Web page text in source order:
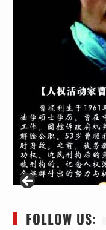
FOLLOW US: